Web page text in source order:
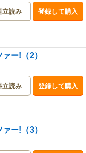
立読み 登録して購入
ー!（2）
立読み 登録して購入
ー!（3）